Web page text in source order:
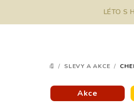
LÉTO S
DOMŮ
/ SLEVY A AKCE /
Akce